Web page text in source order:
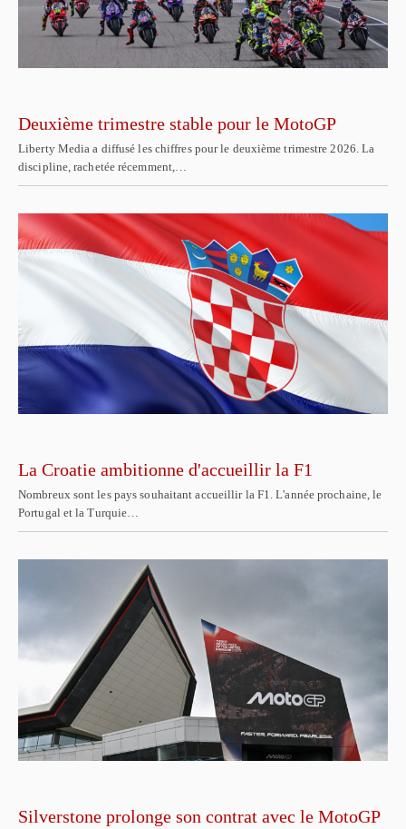
Deuxième trimestre stable pour le MotoGP
Liberty Media a diffusé les chiffres pour le deuxième trimestre 2026. La
discipline, rachetée récemment,…
La Croatie ambitionne d'accueillir la F1
Nombreux sont les pays souhaitant accueillir la F1. L'année prochaine, le
Portugal et la Turquie…
Silverstone prolonge son contrat avec le MotoGP